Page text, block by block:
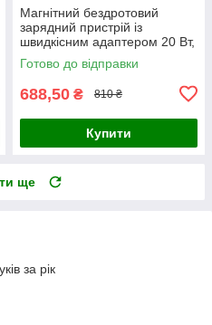
Магнітний бездротовий
зарядний пристрій із
швидкісним адаптером 20 Вт,
зарядний пристрій Mag-Safe
для iPhone
Готово до відправки
688,50 ₴ 810 ₴
Купити
ще
за рік